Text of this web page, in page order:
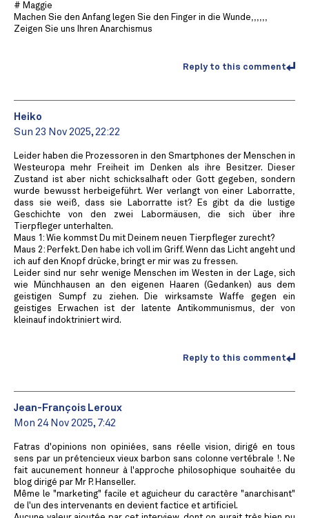
# Maggie
Machen Sie den Anfang legen Sie den Finger in die Wunde,,,,,,
Zeigen Sie uns Ihren Anarchismus
Reply to this comment
Heiko
Sun 23 Nov 2025, 22:22
Leider haben die Prozessoren in den Smartphones der Menschen in
Westeuropa mehr Freiheit im Denken als ihre Besitzer. Dieser
Zustand ist aber nicht schicksalhaft oder Gott gegeben, sondern
wurde bewusst herbeigeführt. Wer verlangt von einer Laborratte,
dass sie weiß, dass sie Laborratte ist? Es gibt da die lustige
Geschichte von den zwei Labormäusen, die sich über ihre
Tierpfleger unterhalten.
Maus 1: Wie kommst Du mit Deinem neuen Tierpfleger zurecht?
Maus 2: Perfekt. Den habe ich voll im Griff. Wenn das Licht angeht und
ich auf den Knopf drücke, bringt er mir was zu fressen.
Leider sind nur sehr wenige Menschen im Westen in der Lage, sich
wie Münchhausen an den eigenen Haaren (Gedanken) aus dem
geistigen Sumpf zu ziehen. Die wirksamste Waffe gegen ein
geistiges Erwachen ist der latente Antikommunismus, der von
kleinauf indoktriniert wird.
Reply to this comment
Jean-François Leroux
Mon 24 Nov 2025, 7:42
Fatras d'opinions non opiniées, sans réelle vision, dirigé en tous
sens par un prétencieux vieux barbon sans colonne vertébrale !. Ne
fait aucunement honneur à l'approche philosophique souhaitée du
blog dirigé par Mr P. Hanseller.
Même le "marketing" facile et aguicheur du caractère "anarchisant"
de l'un des intervenants en devient factice et artificiel.